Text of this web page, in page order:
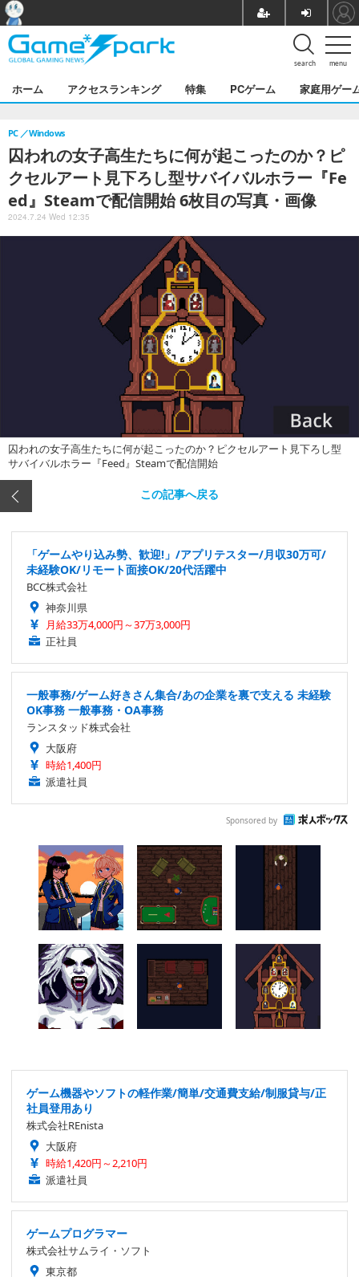
menu
search
ホーム アクセスランキング 特集 PCゲーム 家庭用ゲー
囚われの女子高生たちに何が起こったのか？ピ
クセルアート見下ろし型サバイバルホラー『Fe
ed』Steamで配信開始 6枚目の写真・画像
PC Windows
2024.7.24 Wed 12:35
囚われの女子高生たちに何が起こったのか？ピクセルアート見下ろし型
サバイバルホラー『Feed』Steamで配信開始
この記事へ戻る
「ゲームやり込み勢、歓迎!」/アプリテスター/月収30万可/
未経験OK/リモート面接OK/20代活躍中
BCC株式会社
神奈川県
月給33万4,000円～37万3,000円
正社員
一般事務/ゲーム好きさん集合/あの企業を裏で支える 未経験
OK事務 一般事務・OA事務
ランスタッド株式会社
大阪府
時給1,400円
派遣社員
Sponsored by
ゲーム機器やソフトの軽作業/簡単/交通費支給/制服貸与/正
社員登用あり
株式会社REnista
大阪府
時給1,420円～2,210円
派遣社員
ゲームプログラマー
株式会社サムライ・ソフト
東京都